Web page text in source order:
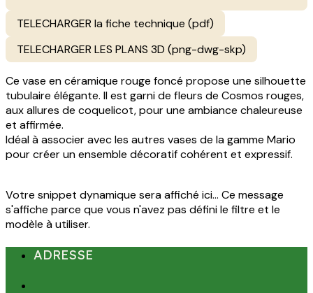
TELECHARGER la fiche technique (pdf)
TELECHARGER LES PLANS 3D (png-dwg-skp)
Ce vase en céramique rouge foncé propose une silhouette
tubulaire élégante. Il est garni de fleurs de Cosmos rouges,
aux allures de coquelicot, pour une ambiance chaleureuse
et affirmée.
Idéal à associer avec les autres vases de la gamme Mario
pour créer un ensemble décoratif cohérent et expressif.
Votre snippet dynamique sera affiché ici... Ce message
s'affiche parce que vous n'avez pas défini le filtre et le
modèle à utiliser.
ADRESSE